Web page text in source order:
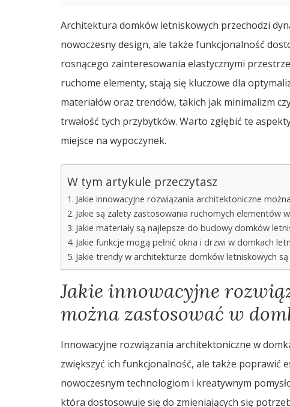
Architektura domków letniskowych przechodzi
nowoczesny design, ale także funkcjonalność
rosnącego zainteresowania elastycznymi
ruchome elementy, stają się kluczowe dla
materiałów oraz trendów, takich jak minimalizm
trwałość tych przybytków. Warto zgłębić te
miejsce na wypoczynek.
W tym artykule przeczytasz
Jakie innowacyjne rozwiązania architektoniczne
Jakie są zalety zastosowania ruchomych elementów
Jakie materiały są najlepsze do budowy domków
Jakie funkcje mogą pełnić okna i drzwi w domkach
Jakie trendy w architekturze domków letniskowych
Jakie innowacyjne
można zastosować w
Innowacyjne rozwiązania architektoniczne w
zwiększyć ich funkcjonalność, ale także poprawić
nowoczesnym technologiom i kreatywnym
która dostosowuje się do zmieniających się